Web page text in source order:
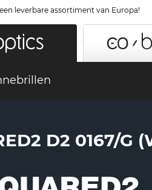
leverbare assortiment van Europa!
D2 0167/G